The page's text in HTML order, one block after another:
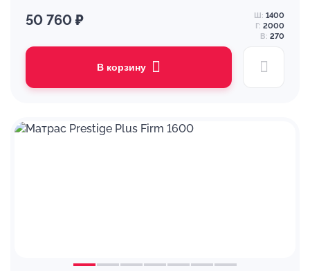
50 760 ₽ Ш: 1400
Г: 2000
В: 270
В корзину